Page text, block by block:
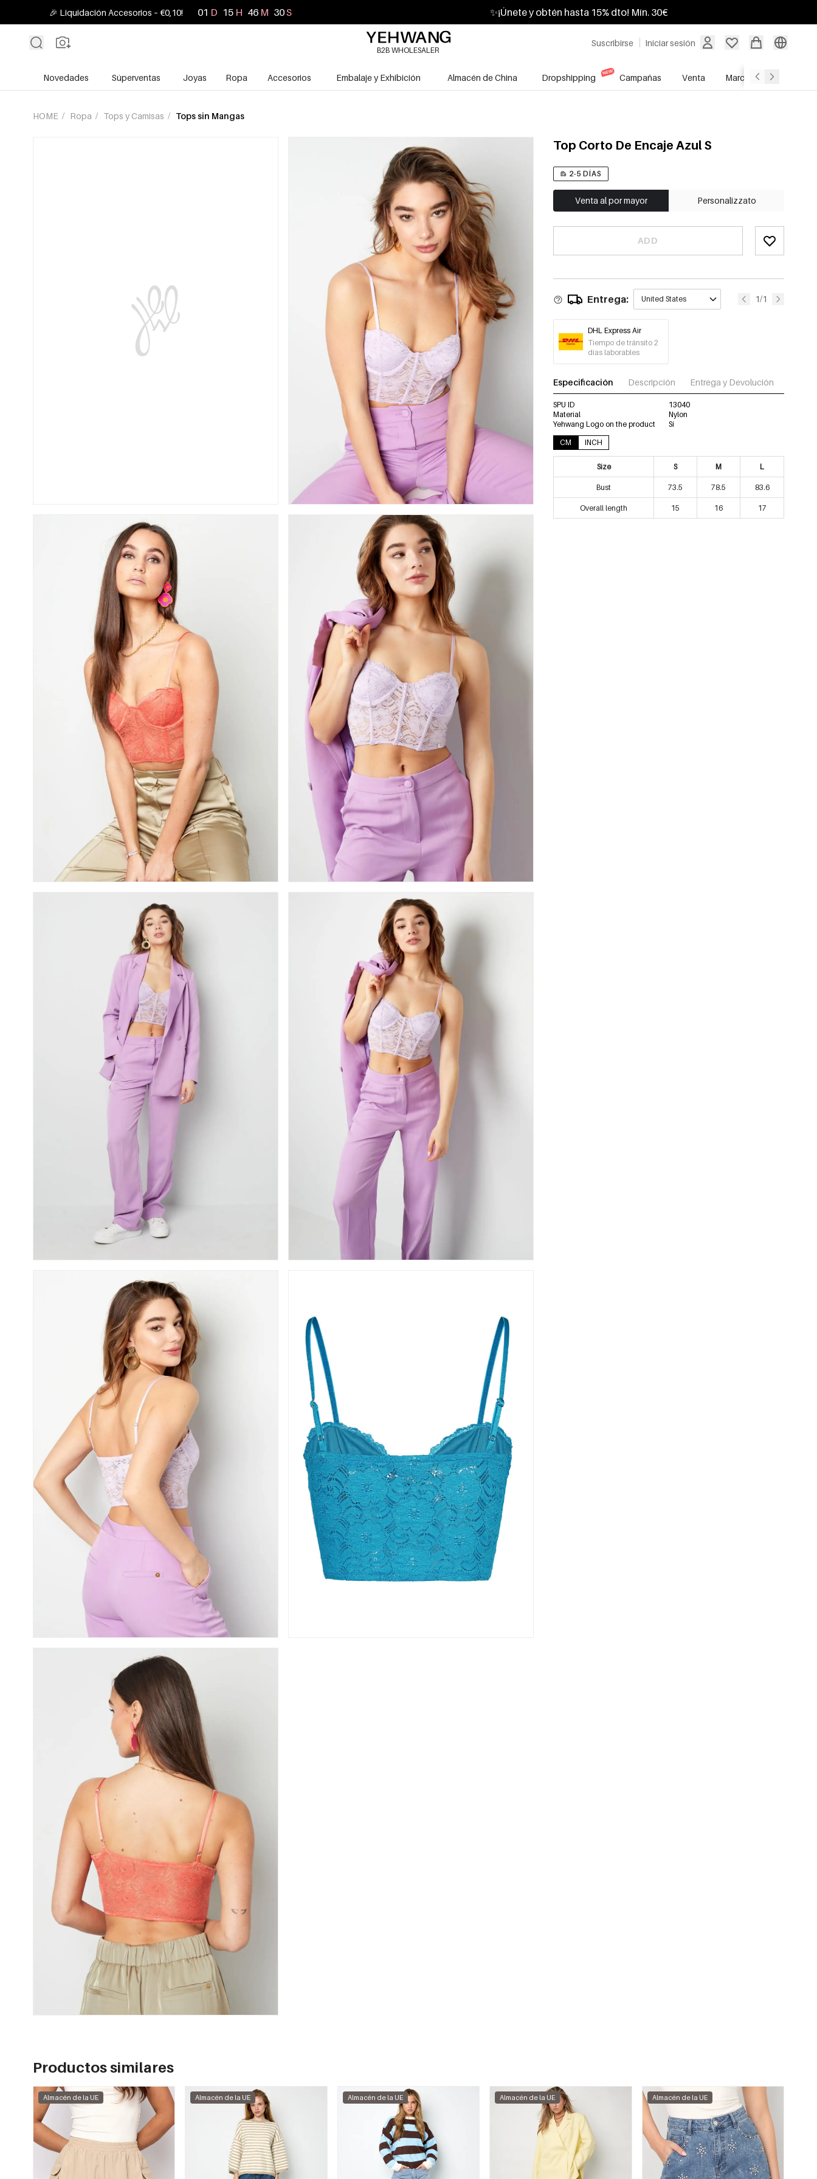
🎉 Liquidación Accesorios – €0,10! 01 D 15 H 46 M 28S ✨¡Únete y obtén hasta 15% dto! Mín. 30€
Suscribirse Iniciar sesión
B2B WHOLESALER
Novedades Súperventas Joyas Ropa Accesorios Embalaje y Exhibición Almacén de China Dropshipping Campañas Venta Marcas
HOME / Ropa / Tops y Camisas / Tops sin Mangas
Top Corto De Encaje Azul S
2-5 DÍAS
Venta al por mayor Personalizzato
ADD
Entrega: United States 1/1
DHL Express Air
Tiempo de tránsito 2
días laborables
Especificación Descripción Entrega y Devolución
SPU ID
13040
Material
Nylon
Yehwang Logo on the product
Sí
CM
INCH
Size S M L
Bust 73.5 78.5 83.6
Overall length 15 16 17
Productos similares
Almacén de la UE Almacén de la UE Almacén de la UE Almacén de la UE Almacén de la UE